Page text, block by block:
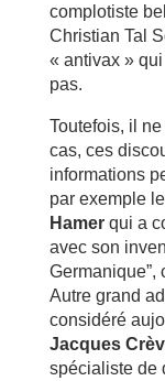
complotiste
Christian Tal
« antivax »
pas.
Toutefois, il
cas, ces
informations
par exemple
Hamerqui a
avec son
Germanique”,
Autre grand
considéré
Jacques
spécialiste de